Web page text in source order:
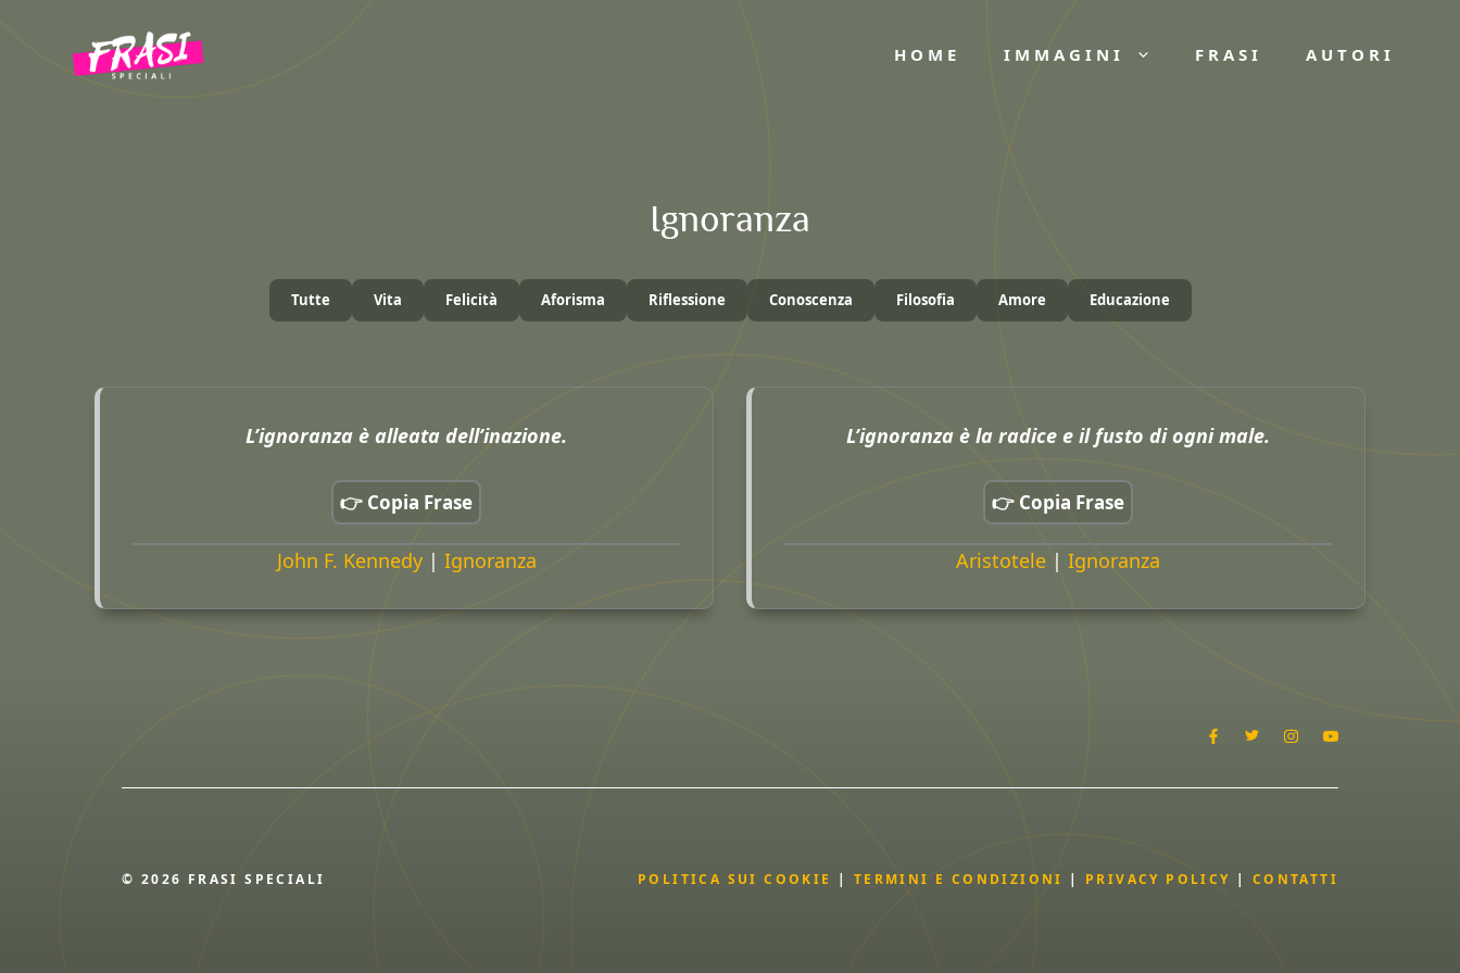
contenuto
HOME IMMAGINI FRASI AUTORI
Ignoranza
Tutte Vita Felicità Aforisma Riflessione Conoscenza Filosofia Amore Educazione
L’ignoranza è alleata dell’inazione.
👉 Copia Frase
John F. Kennedy| Ignoranza
L’ignoranza è la radice e il fusto di ogni male.
👉 Copia Frase
Aristotele | Ignoranza
© 2026 FRASI SPECIALI POLITICA SUI COOKIE | TERMINI E CONDIZIONI | PRIVACY POLICY | CONTATTI